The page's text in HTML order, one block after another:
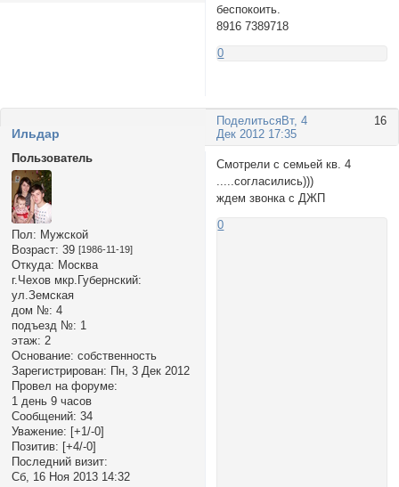
беспокоить.
8916 7389718
0
Поделиться 16
Вт, 4
Дек 2012 17:35
Ильдар
Пользователь
Пол: Мужской
Возраст: 39 [1986-11-19]
Откуда: Москва
г.Чехов мкр.Губернский:
ул.Земская
дом №: 4
подъезд №: 1
этаж: 2
Основание: собственность
Зарегистрирован: Пн, 3 Дек 2012
Провел на форуме:
1 день 9 часов
Сообщений: 34
Уважение: [+1/-0]
Позитив: [+4/-0]
Последний визит:
Сб, 16 Ноя 2013 14:32
Смотрели с семьей кв. 4
.....согласились)))
ждем звонка с ДЖП
0